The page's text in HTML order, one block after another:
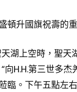
頓升國旗祝壽的
湖上空時，聖天
H.H.第三世多
臨。下午五點左